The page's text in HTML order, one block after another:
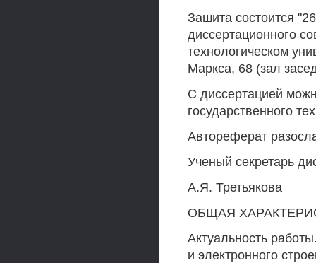
Зашита состоится
диссертационного
технологическом
Маркса, 68 (зал
С диссертацией
государственного
Автореферат
Ученый секретарь
А.Я. Третьякова
ОБЩАЯ
Актуальность
и электронного